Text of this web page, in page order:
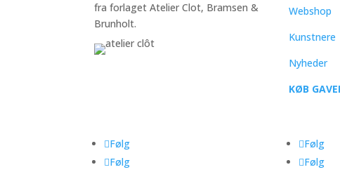
fra forlaget Atelier Clot, Bramsen &
Brunholt.
Webshop
Kunstnere
Nyheder
KØB
Følg
Følg
Følg
Følg